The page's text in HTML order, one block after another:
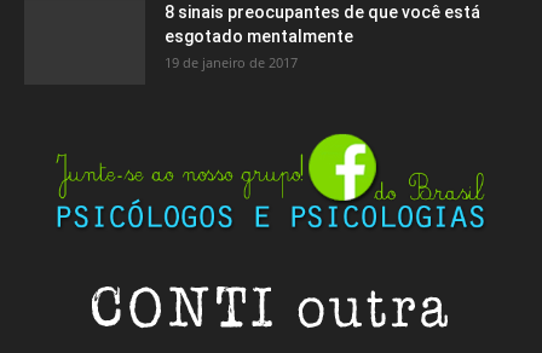
8 sinais preocupantes de que você está
esgotado mentalmente
19 de janeiro de 2017